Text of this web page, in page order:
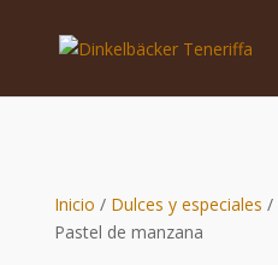
Inicio / Dulces y especiales /
Pastel de manzana